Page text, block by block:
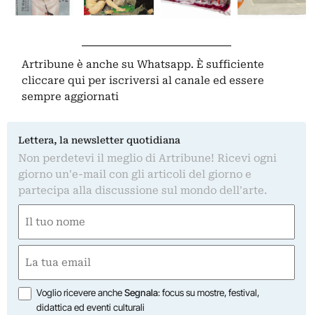
Artribune è anche su Whatsapp. È sufficiente
cliccare qui per iscriversi al canale ed essere
sempre aggiornati
Lettera, la newsletter quotidiana
Non perdetevi il meglio di Artribune! Ricevi ogni
giorno un'e-mail con gli articoli del giorno e
partecipa alla discussione sul mondo dell'arte.
(Obbligatorio)
(Obbligatorio)
Opzioni
Voglio ricevere ancheSegnala: focus su mostre, festival,
didattica ed eventi culturali